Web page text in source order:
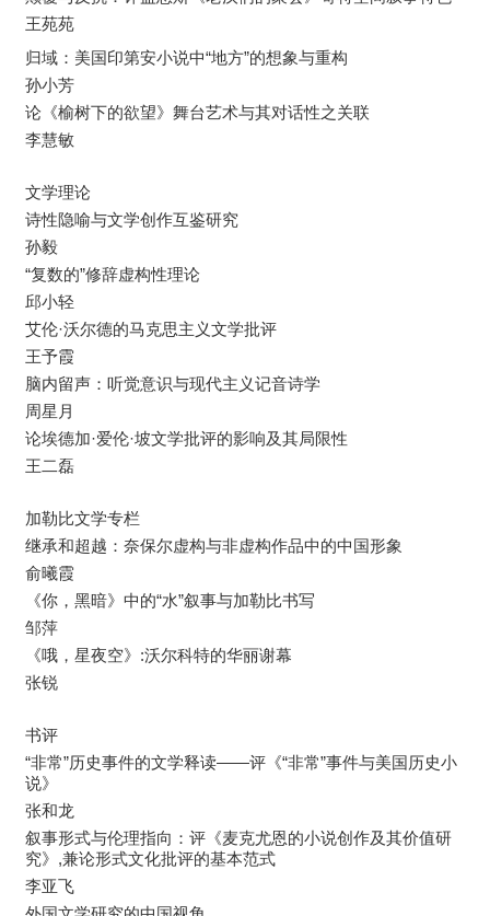
王苑苑
归域：美国印第安小说中“地方”的想象与重构
孙小芳
论《榆树下的欲望》舞台艺术与其对话性之关联
李慧敏
文学理论
诗性隐喻与文学创作互鉴研究
孙毅
“复数的”修辞虚构性理论
邱小轻
艾伦·沃尔德的马克思主义文学批评
王予霞
脑内留声：听觉意识与现代主义记音诗学
周星月
论埃德加·爱伦·坡文学批评的影响及其局限性
王二磊
加勒比文学专栏
继承和超越：奈保尔虚构与非虚构作品中的中国形象
俞曦霞
《你，黑暗》中的“水”叙事与加勒比书写
邹萍
《哦，星夜空》:沃尔科特的华丽谢幕
张锐
书评
“非常”历史事件的文学释读——评《“非常”事件与美国历史小
说》
张和龙
叙事形式与伦理指向：评《麦克尤恩的小说创作及其价值研
究》,兼论形式文化批评的基本范式
李亚飞